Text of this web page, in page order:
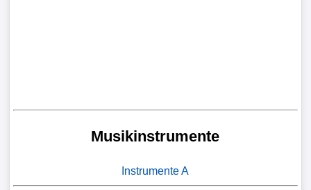
Musikinstrumente
Instrumente A